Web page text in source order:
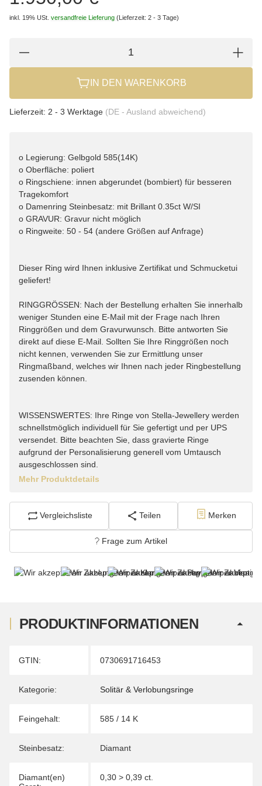
inkl. 19% USt. versandfreie Lieferung (Lieferzeit: 2 - 3 Tage)
IN DEN WARENKORB
Lieferzeit: 2 - 3 Werktage (DE - Ausland abweichend)
o Legierung: Gelbgold 585(14K)
o Oberfläche: poliert
o Ringschiene: innen abgerundet (bombiert) für besseren
Tragekomfort
o Damenring Steinbesatz: mit Brillant 0.35ct W/SI
o GRAVUR: Gravur nicht möglich
o Ringweite: 50 - 54 (andere Größen auf Anfrage)
Dieser Ring wird Ihnen inklusive Zertifikat und Schmucketui
geliefert!
RINGGRÖSSEN: Nach der Bestellung erhalten Sie innerhalb
weniger Stunden eine E-Mail mit der Frage nach Ihren
Ringgrößen und dem Gravurwunsch. Bitte antworten Sie
direkt auf diese E-Mail. Sollten Sie Ihre Ringgrößen noch
nicht kennen, verwenden Sie zur Ermittlung unser
Ringmaßband, welches wir Ihnen nach jeder Ringbestellung
zusenden können.
WISSENSWERTES: Ihre Ringe von Stella-Jewellery werden
schnellstmöglich individuell für Sie gefertigt und per UPS
versendet. Bitte beachten Sie, dass gravierte Ringe
aufgrund der Personalisierung generell vom Umtausch
ausgeschlossen sind.
Mehr Produktdetails
Vergleichsliste Teilen Merken
Frage zum Artikel
PRODUKTINFORMATIONEN
Produkteigenschaft
Wert
GTIN: 0730691716453
Kategorie: Solitär & Verlobungsringe
Feingehalt: 585 / 14 K
Steinbesatz: Diamant
Diamant(en)
0,30 > 0,39 ct.